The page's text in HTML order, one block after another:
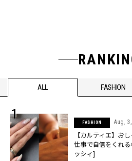
ALL FASHION
FASHION Aug,
【カルティエ】お
仕事で自信をくれる
ッシィ]